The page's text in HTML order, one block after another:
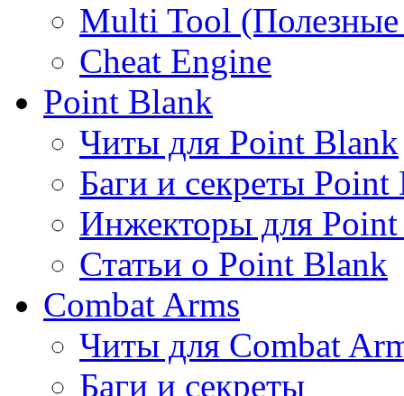
Multi Tool
Cheat Engine
Point Blank
Читы для Point Blank
Баги и секреты Point
Инжекторы для
Статьи о Point Blank
Combat Arms
Читы для Combat
Баги и секреты